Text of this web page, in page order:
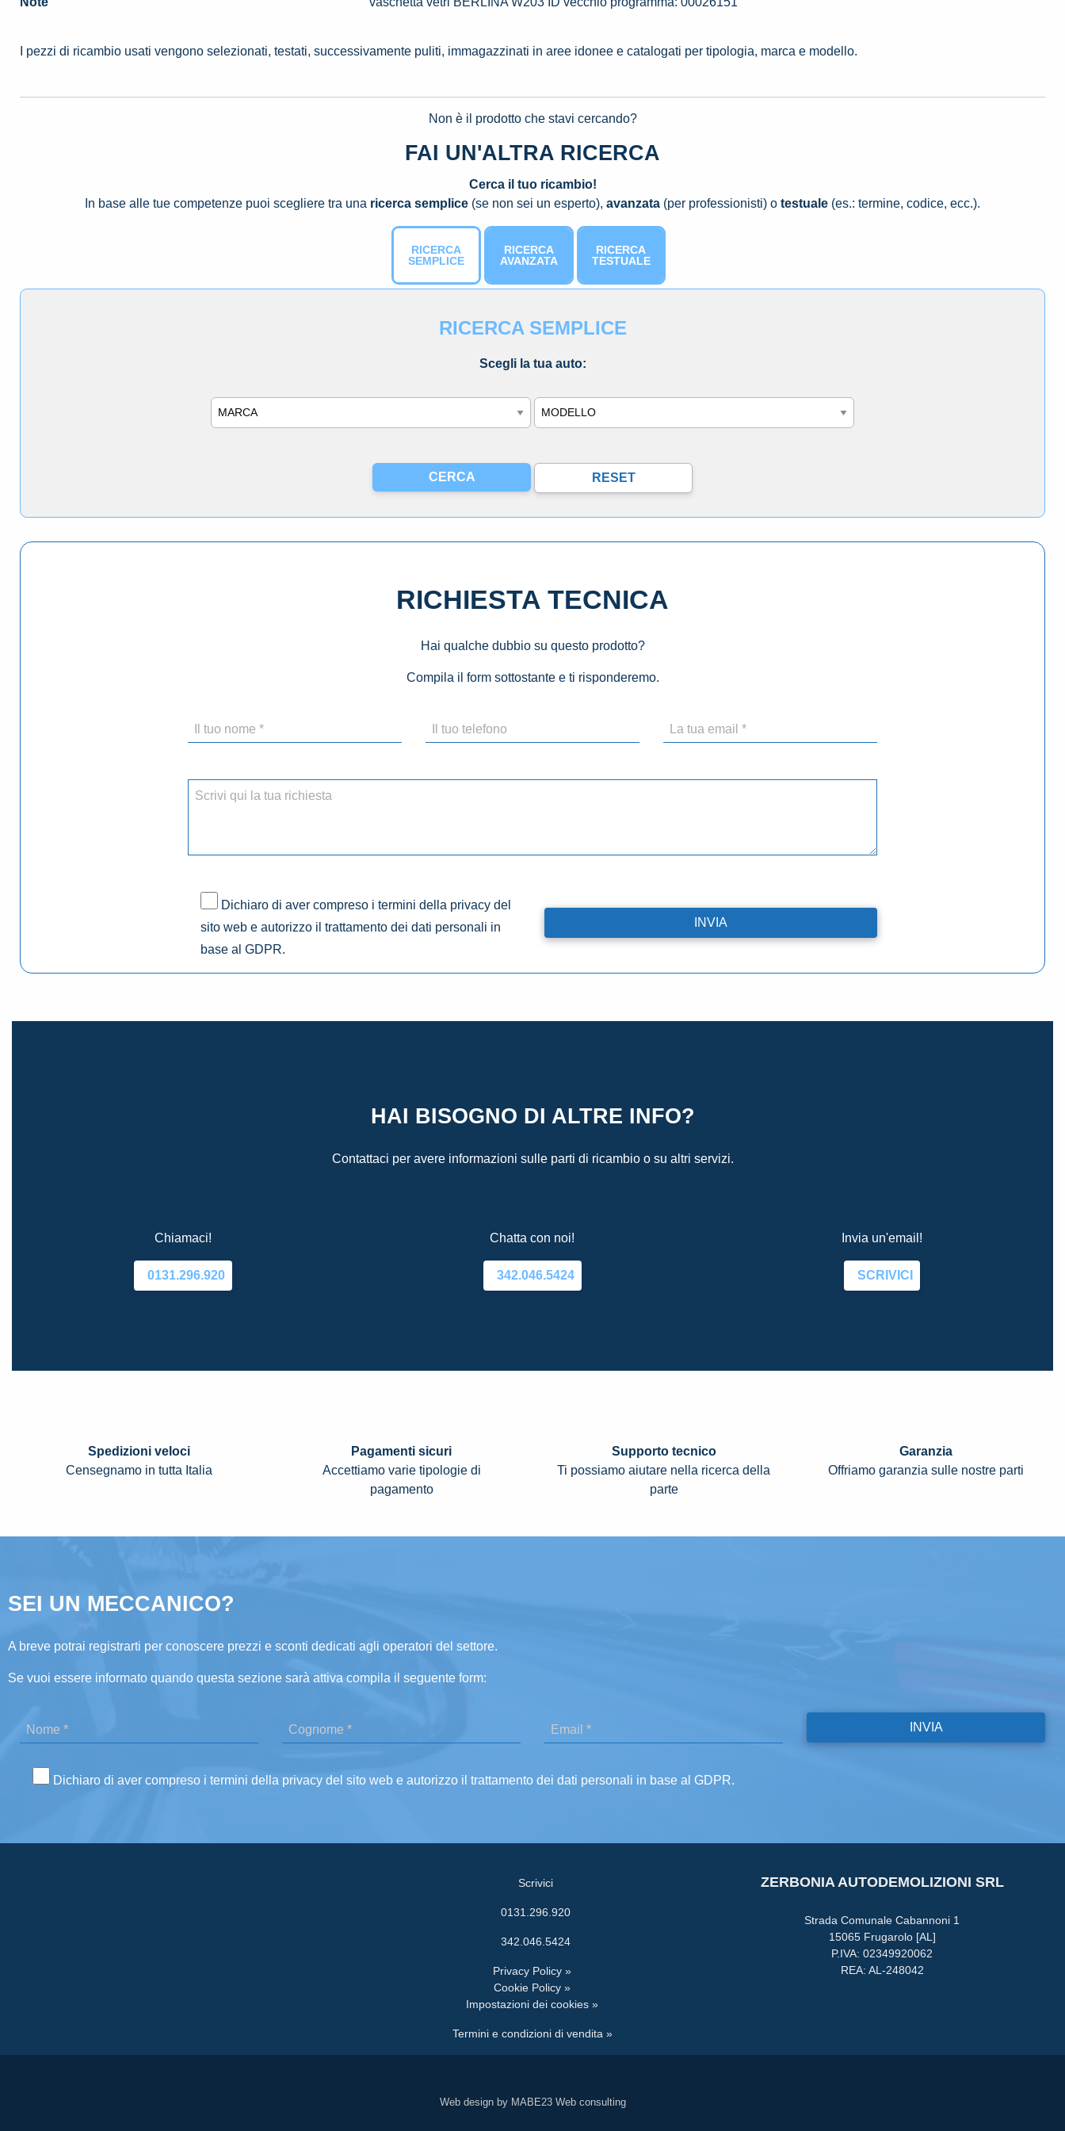
I pezzi di ricambio usati vengono selezionati, testati, successivamente puliti, immagazzinati in aree idonee e catalogati per tipologia, marca e modello.
Non è il prodotto che stavi cercando?
FAI UN'ALTRA RICERCA
Cerca il tuo ricambio!
In base alle tue competenze puoi scegliere tra una ricerca semplice (se non sei un esperto), avanzata (per professionisti) o testuale (es.: termine, codice, ecc.).
RICERCA
SEMPLICE
RICERCA
AVANZATA
RICERCA
TESTUALE
RICERCA SEMPLICE
Scegli la tua auto:
Marca Modello
RICHIESTA TECNICA
Hai qualche dubbio su questo prodotto?
Compila il form sottostante e ti risponderemo.
Dichiaro di aver compreso i termini della privacy del
sito web e autorizzo il trattamento dei dati personali in
base al GDPR.
HAI BISOGNO DI ALTRE INFO?
Contattaci per avere informazioni sulle parti di ricambio o su altri servizi.
Chiamaci!
0131.296.920
Chatta con noi!
342.046.5424
Invia un'email!
SCRIVICI
Spedizioni veloci
Censegnamo in tutta Italia
Pagamenti sicuri
Accettiamo varie tipologie di
pagamento
Supporto tecnico
Ti possiamo aiutare nella ricerca della
parte
Garanzia
Offriamo garanzia sulle nostre parti
SEI UN MECCANICO?
A breve potrai registrarti per conoscere prezzi e sconti dedicati agli operatori del settore.
Se vuoi essere informato quando questa sezione sarà attiva compila il seguente form:
Dichiaro di aver compreso i termini della privacy del sito web e autorizzo il trattamento dei dati personali in base al GDPR.
Scrivici
0131.296.920
342.046.5424
Privacy Policy »
Cookie Policy »
Impostazioni dei cookies »
Termini e condizioni di vendita »
ZERBONIA AUTODEMOLIZIONI SRL
Strada Comunale Cabannoni 1
15065 Frugarolo [AL]
P.IVA: 02349920062
REA: AL-248042
Web design by MABE23 Web consulting